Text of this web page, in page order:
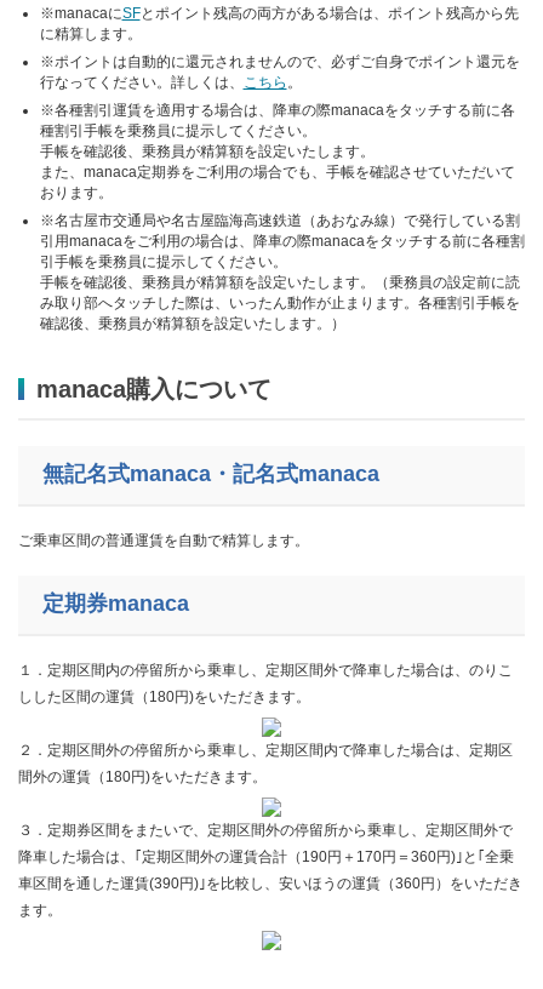
※manacaにSFとポイント残高の両方がある場合は、ポイント残高から先
に精算します。
※ポイントは自動的に還元されませんので、必ずご自身でポイント還元を
行なってください。詳しくは、
こちら 。
※各種割引運賃を適用する場合は、降車の際manacaをタッチする前に各
種割引手帳を乗務員に提示してください。
手帳を確認後、乗務員が精算額を設定いたします。
また、manaca定期券をご利用の場合でも、手帳を確認させていただいて
おります。
※名古屋市交通局や名古屋臨海高速鉄道（あおなみ線）で発行している割
引用manacaをご利用の場合は、降車の際manacaをタッチする前に各種割
引手帳を乗務員に提示してください。
手帳を確認後、乗務員が精算額を設定いたします。（乗務員の設定前に読
み取り部へタッチした際は、いったん動作が止まります。各種割引手帳を
確認後、乗務員が精算額を設定いたします。）
manaca購入について
無記名式manaca・記名式manaca
ご乗車区間の普通運賃を自動で精算します。
定期券manaca
１．定期区間内の停留所から乗車し、定期区間外で降車した場合は、のりこ
しした区間の運賃（180円)をいただきます。
２．定期区間外の停留所から乗車し、定期区間内で降車した場合は、定期区
間外の運賃（180円)をいただきます。
３．定期券区間をまたいで、定期区間外の停留所から乗車し、定期区間外で
降車した場合は、｢定期区間外の運賃合計（190円＋170円＝360円)｣と｢全乗
車区間を通した運賃(390円)｣を比較し、安いほうの運賃（360円）をいただき
ます。